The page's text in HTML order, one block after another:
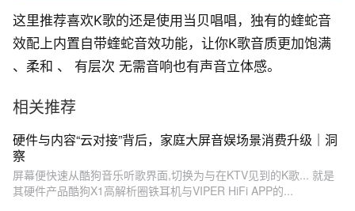
这里推荐喜欢K歌的还是使用当贝唱唱，独有的蝰蛇音
效配上内置自带蝰蛇音效功能，让你K歌音质更加饱满
、柔和 、 有层次 无需音响也有声音立体感。
相关推荐
硬件与内容“云对接”背后，家庭大屏音娱场景消费升级｜洞
察
屏幕便快速从酷狗音乐听歌界面,切换为与在KTV见到的K歌... 就是
其硬件产品酷狗X1高解析圈铁耳机与VIPER HiFi APP的...